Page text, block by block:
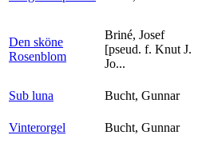
Den sköne
Rosenblom
Briné, Josef
[pseud. f. Knut J.
Jo...
Sub luna Bucht, Gunnar
Vinterorgel Bucht, Gunnar